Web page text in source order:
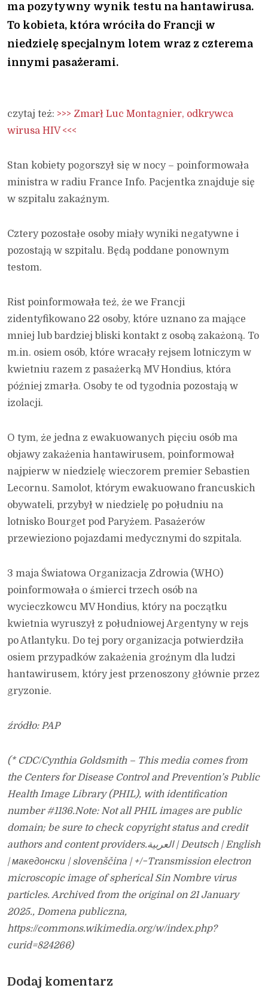
ma pozytywny wynik testu na hantawirusa.
To kobieta, która wróciła do Francji w
niedzielę specjalnym lotem wraz z czterema
innymi pasażerami.
czytaj też: >>> Zmarł Luc Montagnier, odkrywca
wirusa HIV <<<
Stan kobiety pogorszył się w nocy – poinformowała
ministra w radiu France Info. Pacjentka znajduje się
w szpitalu zakaźnym.
Cztery pozostałe osoby miały wyniki negatywne i
pozostają w szpitalu. Będą poddane ponownym
testom.
Rist poinformowała też, że we Francji
zidentyfikowano 22 osoby, które uznano za mające
mniej lub bardziej bliski kontakt z osobą zakażoną. To
m.in. osiem osób, które wracały rejsem lotniczym w
kwietniu razem z pasażerką MV Hondius, która
później zmarła. Osoby te od tygodnia pozostają w
izolacji.
O tym, że jedna z ewakuowanych pięciu osób ma
objawy zakażenia hantawirusem, poinformował
najpierw w niedzielę wieczorem premier Sebastien
Lecornu. Samolot, którym ewakuowano francuskich
obywateli, przybył w niedzielę po południu na
lotnisko Bourget pod Paryżem. Pasażerów
przewieziono pojazdami medycznymi do szpitala.
3 maja Światowa Organizacja Zdrowia (WHO)
poinformowała o śmierci trzech osób na
wycieczkowcu MV Hondius, który na początku
kwietnia wyruszył z południowej Argentyny w rejs
po Atlantyku. Do tej pory organizacja potwierdziła
osiem przypadków zakażenia groźnym dla ludzi
hantawirusem, który jest przenoszony głównie przez
gryzonie.
źródło: PAP
(* CDC/Cynthia Goldsmith – This media comes from
the Centers for Disease Control and Prevention’s Public
Health Image Library (PHIL), with identification
number #1136.Note: Not all PHIL images are public
domain; be sure to check copyright status and credit
authors and content providers.العربية | Deutsch | English
| македонски | slovenščina | +/−Transmission electron
microscopic image of spherical Sin Nombre virus
particles. Archived from the original on 21 January
2025., Domena publiczna,
https://commons.wikimedia.org/w/index.php?
curid=824266)
Dodaj komentarz